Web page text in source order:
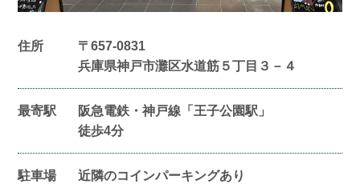
住所
〒657-0831
兵庫県神戸市灘区水道筋５丁目３－４
最寄駅
阪急電鉄・神戸線「王子公園駅」
徒歩4分
駐車場
近隣のコインパーキングあり